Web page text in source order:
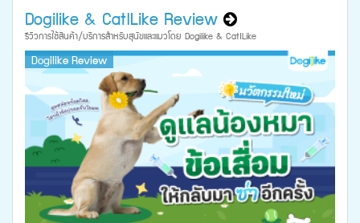
Dogilike & CatILike Review
รีวิวการใช้สินค้า/บริการสำหรับสุนัขและแมวโดย Dogilike & CatILike
Dogilike Review